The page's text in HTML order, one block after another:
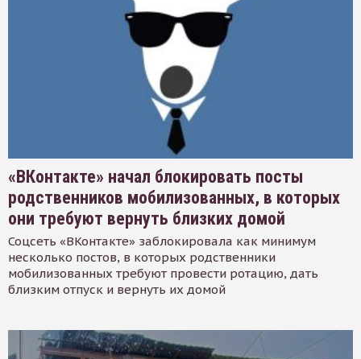
«ВКонтакте» начал блокировать посты
родственников мобилизованных, в которых
они требуют вернуть близких домой
Соцсеть «ВКонтакте» заблокировала как минимум
несколько постов, в которых родственники
мобилизованных требуют провести ротацию, дать
близким отпуск и вернуть их домой